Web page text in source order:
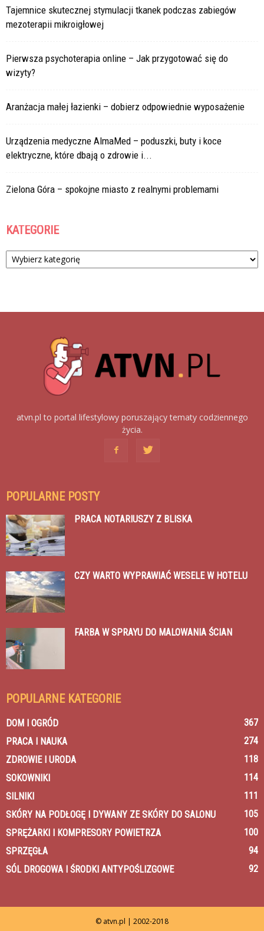
Tajemnice skutecznej stymulacji tkanek podczas zabiegów
mezoterapii mikroigłowej
Pierwsza psychoterapia online – Jak przygotować się do
wizyty?
Aranżacja małej łazienki – dobierz odpowiednie wyposażenie
Urządzenia medyczne AlmaMed – poduszki, buty i koce
elektryczne, które dbają o zdrowie i...
Zielona Góra – spokojne miasto z realnymi problemami
KATEGORIE
Kategorie
atvn.pl to portal lifestylowy poruszający tematy codziennego
życia.
POPULARNE POSTY
PRACA NOTARIUSZY Z BLISKA
CZY WARTO WYPRAWIAĆ WESELE W HOTELU
FARBA W SPRAYU DO MALOWANIA ŚCIAN
POPULARNE KATEGORIE
DOM I OGRÓD
367
PRACA I NAUKA
274
ZDROWIE I URODA
118
SOKOWNIKI
114
SILNIKI
111
SKÓRY NA PODŁOGĘ I DYWANY ZE SKÓRY DO SALONU
105
SPRĘŻARKI I KOMPRESORY POWIETRZA
100
SPRZĘGŁA
94
SÓL DROGOWA I ŚRODKI ANTYPOŚLIZGOWE
92
© atvn.pl | 2002-2018